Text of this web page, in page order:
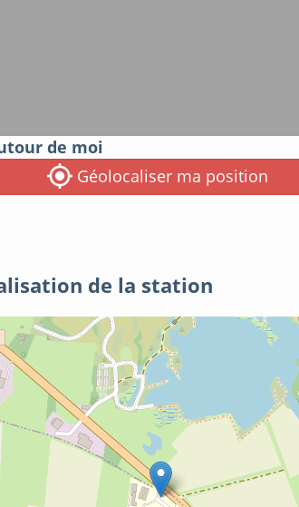
de moi
Géolocaliser ma position
de la station